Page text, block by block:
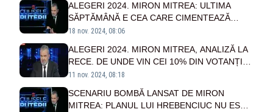
TREBUIE
ALEGERI 2024. MIRON MITREA: ULTIMA
SĂPTĂMÂNĂ E CEA CARE CIMENTEAZĂ
TENDINȚELE. SUNT SLABE ȘANSE CA
18 nov. 2024, 08:06
ALEGERI 2024. MIRON MITREA, ANALIZĂ LA
RECE. DE UNDE VIN CEI 10% DIN VOTANȚI
CARE POT ÎNCLINA SOARTA VOTULUI
11 nov. 2024, 08:18
SCENARIU BOMBĂ LANSAT DE MIRON
MITREA: PLANUL LUI HREBENCIUC NU ESTE